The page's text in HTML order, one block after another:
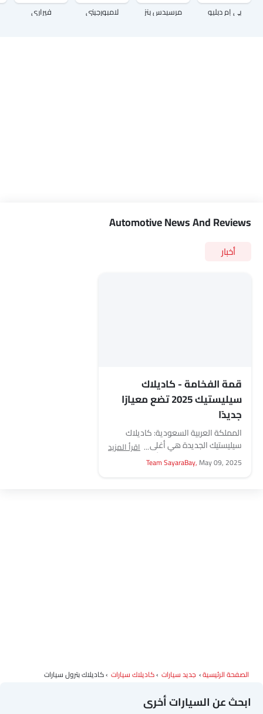
بي إم دبليو مرسيدس بنز لامبورجيني فيراري
Automotive News And Reviews
أخبار
قمة الفخامة - كاديلاك
سيليستيك 2025 تضع معيارًا
جديدًا
المملكة العربية السعودية: كاديلاك
سيليستيك الجديدة هي أغلى سيارة من
العلامة التجارية، وتنافس أمثال بي إم
دبليو الفئة السابعة تتميز...
اقرأ المزيد
Team SayaraBay, May 09, 2025
الصفحة الرئيسية جديد سيارات كاديلاك سيارات كاديلاك بترول سيارات
ابحث عن السيارات أخرى